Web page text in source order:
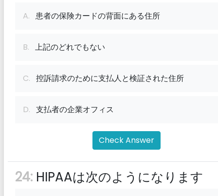
A. 患者の保険カードの背面にある住所
B. 上記のどれでもない
C. 控訴請求のために支払人と検証された住所
D. 支払者の企業オフィス
Check Answer
24: HIPAAは次のようになります